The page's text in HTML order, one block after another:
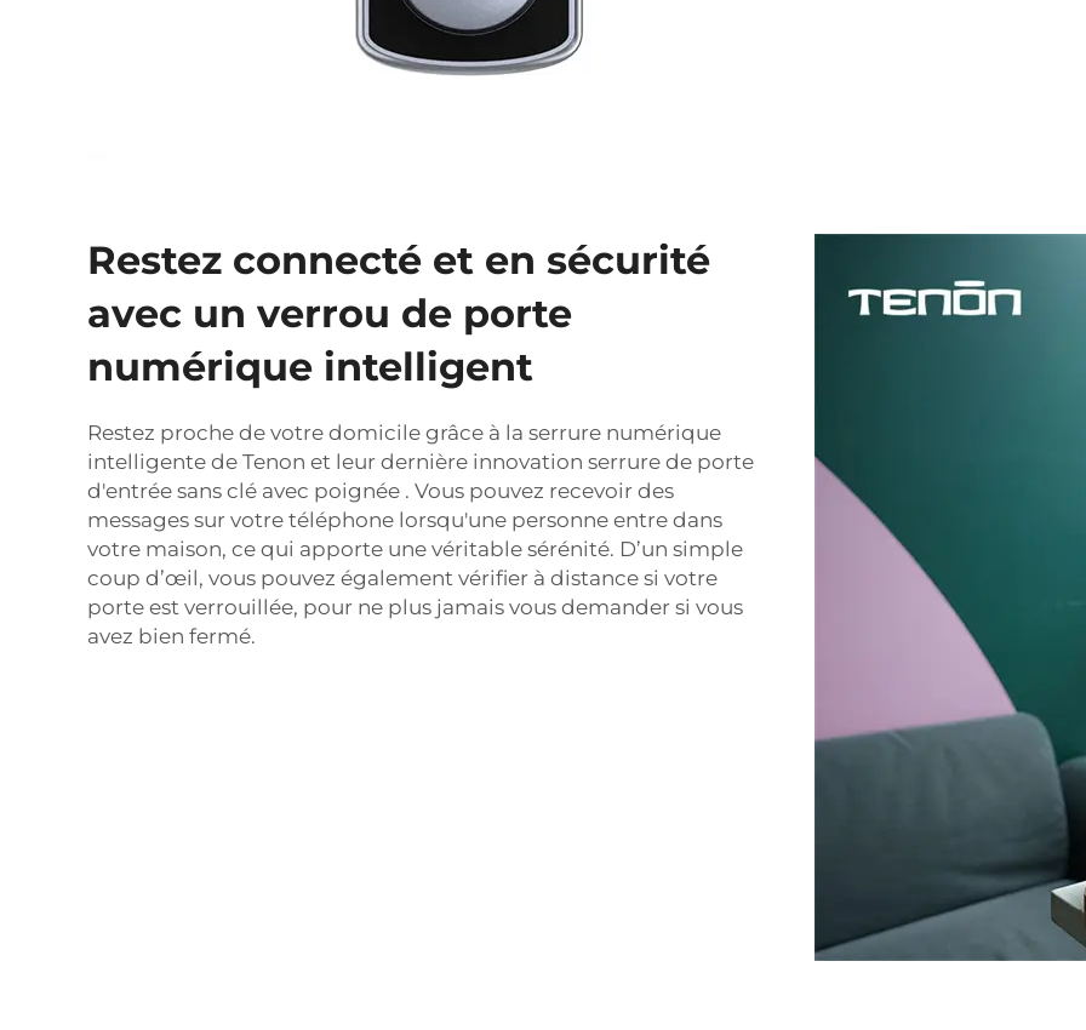
Restez connecté et en sécurité
avec un verrou de porte
numérique intelligent
Restez proche de votre domicile grâce à la serrure numérique
intelligente de Tenon et leur dernière innovation serrure de porte
d'entrée sans clé avec poignée . Vous pouvez recevoir des
messages sur votre téléphone lorsqu'une personne entre dans
votre maison, ce qui apporte une véritable sérénité. D’un simple
coup d’œil, vous pouvez également vérifier à distance si votre
porte est verrouillée, pour ne plus jamais vous demander si vous
avez bien fermé.